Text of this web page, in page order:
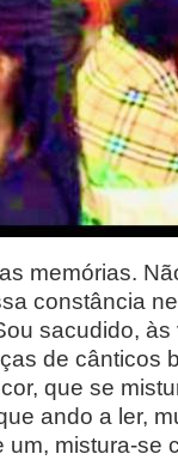
memórias.
constância
sacudido,
de cânticos
que se
ando a ler,
mistura-se